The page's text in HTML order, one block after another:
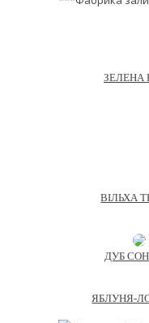
ЗЕЛЕНА
ВІЛЬХА
ДУБ
ЯБЛУНЯ-